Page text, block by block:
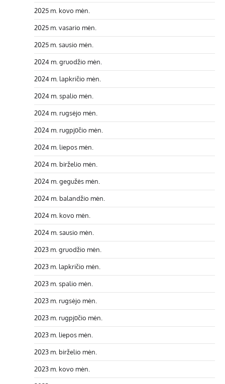
2025 m. kovo mėn.
2025 m. vasario mėn.
2025 m. sausio mėn.
2024 m. gruodžio mėn.
2024 m. lapkričio mėn.
2024 m. spalio mėn.
2024 m. rugsėjo mėn.
2024 m. rugpjūčio mėn.
2024 m. liepos mėn.
2024 m. birželio mėn.
2024 m. gegužės mėn.
2024 m. balandžio mėn.
2024 m. kovo mėn.
2024 m. sausio mėn.
2023 m. gruodžio mėn.
2023 m. lapkričio mėn.
2023 m. spalio mėn.
2023 m. rugsėjo mėn.
2023 m. rugpjūčio mėn.
2023 m. liepos mėn.
2023 m. birželio mėn.
2023 m. kovo mėn.